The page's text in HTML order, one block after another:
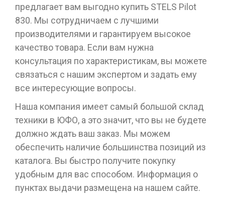
предлагает вам выгодно купить STELS Pilot
830. Мы сотрудничаем с лучшими
производителями и гарантируем высокое
качество товара. Если вам нужна
консультация по характеристикам, вы можете
связаться с нашим экспертом и задать ему
все интересующие вопросы.
Наша компания имеет самый большой склад
техники в ЮФО, а это значит, что вы не будете
должно ждать ваш заказ. Мы можем
обеспечить наличие большинства позиций из
каталога. Вы быстро получите покупку
удобным для вас способом. Информация о
пунктах выдачи размещена на нашем сайте.